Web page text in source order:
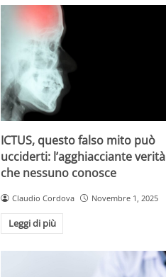
ICTUS, questo falso mito può
ucciderti: l’agghiacciante verità
che nessuno conosce
Claudio Cordova Novembre 1, 2025
Leggi di più